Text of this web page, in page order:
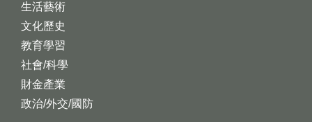
生活藝術
文化歷史
教育學習
社會/科學
財金產業
政治/外交/國防